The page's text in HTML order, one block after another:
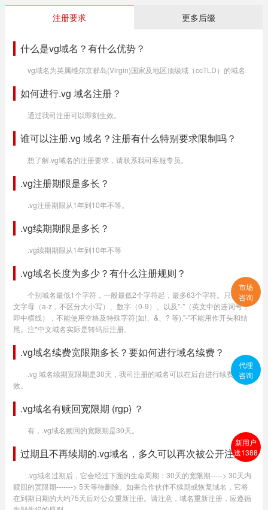
注册要求 更多后缀
什么是vg域名？有什么优势？
vg域名为英属维尔京群岛(Virgin)国家及地区顶级域（ccTLD）的域名.
如何进行.vg 域名注册？
通过我司注册可以即刻生效。
谁可以注册.vg 域名？注册有什么特别要求限制吗？
想了解.vg域名的注册要求，请联系我司客服专员。
.vg注册期限是多长？
.vg注册期限从1年到10年不等。
.vg续期期限是多长？
.vg续期期限从1年到10年不等
.vg域名长度为多少？有什么注册规则？
个别域名最低1个字符，一般最低2个字符起，最多63个字符。只提供英
文字母（a-z，不区分大小写）、数字（0-9）、以及"-"（英文中的连词号，
即中横线），不能使用空格及特殊字符(如!、&、? 等),"-"不能用作开头和结
尾。注*中文域名实际是转码后注册。
.vg域名续费宽限期多长？要如何进行域名续费？
.vg 域名续期宽限期是30天，我司注册的域名可以在后台进行续费生
效。
.vg域名有赎回宽限期 (rgp) ？
有，.vg域名赎回的宽限期是30天。
过期且不再续期的.vg域名，多久可以再次被公开注册？
.vg域名过期后，它会经过下面的生命周期：30天的宽限期-----> 30天内
赎回的宽限期-------> 5天等待删除。如果合作伙伴不续期或恢复域名，它将
在到期日期的大约75天后对公众重新注册。请注意，域名重新注册，应遵循
市场
咨询
代理
咨询
新用户
送1388